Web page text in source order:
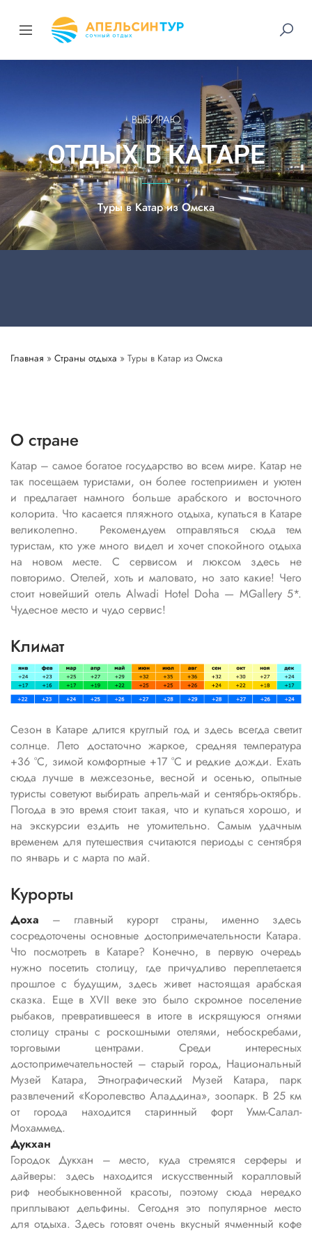
ВЫБИРАЮ
ОТДЫХ В КАТАРЕ
Туры в Катар из Омска
Главная » Страны отдыха » Туры в Катар из Омска
О стране
Катар – самое богатое государство во всем мире. Катар не
так посещаем туристами, он более гостеприимен и уютен
и предлагает намного больше арабского и восточного
колорита. Что касается пляжного отдыха, купаться в Катаре
великолепно. Рекомендуем отправляться сюда тем
туристам, кто уже много видел и хочет спокойного отдыха
на новом месте. С сервисом и люксом здесь не
повторимо. Отелей, хоть и маловато, но зато какие! Чего
стоит новейший отель Alwadi Hotel Doha — MGallery 5*.
Чудесное место и чудо сервис!
Климат
Сезон в Катаре длится круглый год и здесь всегда светит
солнце. Лето достаточно жаркое, средняя температура
+36 °C, зимой комфортные +17 °C и редкие дожди. Ехать
сюда лучше в межсезонье, весной и осенью, опытные
туристы советуют выбирать апрель-май и сентябрь-октябрь.
Погода в это время стоит такая, что и купаться хорошо, и
на экскурсии ездить не утомительно. Самым удачным
временем для путешествия считаются периоды с сентября
по январь и с марта по май.
Курорты
Доха – главный курорт страны, именно здесь
сосредоточены основные достопримечательности Катара.
Что посмотреть в Катаре? Конечно, в первую очередь
нужно посетить столицу, где причудливо переплетается
прошлое с будущим, здесь живет настоящая арабская
сказка. Еще в XVII веке это было скромное поселение
рыбаков, превратившееся в итоге в искрящуюся огнями
столицу страны с роскошными отелями, небоскребами,
торговыми центрами. Среди интересных
достопримечательностей – старый город, Национальный
Музей Катара, Этнографический Музей Катара, парк
развлечений «Королевство Аладдина», зоопарк. В 25 км
от города находится старинный форт Умм-Салал-
Мохаммед.
Дукхан
Городок Дукхан – место, куда стремятся серферы и
дайверы: здесь находится искусственный коралловый
риф необыкновенной красоты, поэтому сюда нередко
приплывают дельфины. Сегодня это популярное место
для отдыха. Здесь готовят очень вкусный ячменный кофе